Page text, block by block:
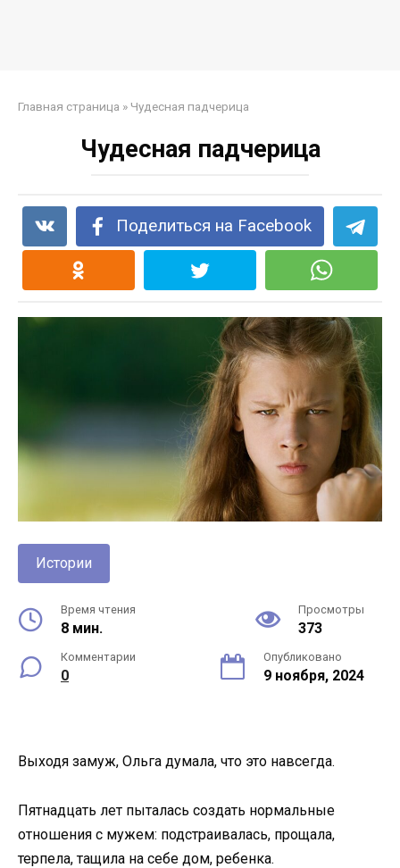
Главная страница » Чудесная падчерица
Чудесная падчерица
Поделиться на Facebook
Истории
Время чтения
8 мин.
Просмотры
373
Комментарии
0
Опубликовано
9 ноября, 2024
Выходя замуж, Ольга думала, что это навсегда.
Пятнадцать лет пыталась создать нормальные
отношения с мужем: подстраивалась, прощала,
терпела, тащила на себе дом, ребенка.